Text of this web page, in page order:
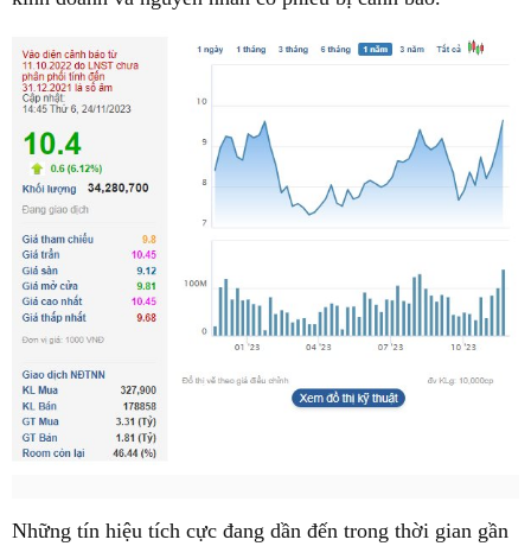
Những tín hiệu tích cực đang dần đến trong thời gian gần